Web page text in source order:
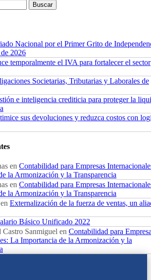
Nacional por el Primer Grito de
2026
temporalmente el IVA para fortalecer el sector
Societarias, Tributarias y Laborales de
e inteligencia crediticia para proteger la
sus devoluciones y reduzca costos con
en Contabilidad para Empresas
la Armonización y la Transparencia
en Contabilidad para Empresas
la Armonización y la Transparencia
Externalización de la fuerza de ventas, un
Básico Unificado 2022
Sanmiguel en Contabilidad para
La Importancia de la Armonización y la